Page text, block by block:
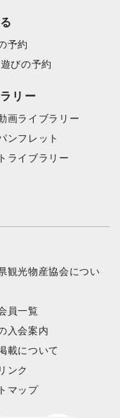
予約
びの予約
リー
画ライブラリー
ンフレット
ライブラリー
観光物産協会につい
員一覧
入会案内
載について
ンク
マップ